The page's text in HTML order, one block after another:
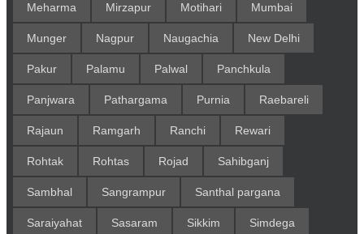
Meharma Mirzapur Motihari Mumbai
Munger Nagpur Naugachia New Delhi
Pakur Palamu Palwal Panchkula
Panjwara Pathargama Purnia Raebareli
Rajaun Ramgarh Ranchi Rewari
Rohtak Rohtas Rojad Sahibganj
Sambhal Sangrampur Santhal pargana
Saraiyahat Sasaram Sikkim Simdega